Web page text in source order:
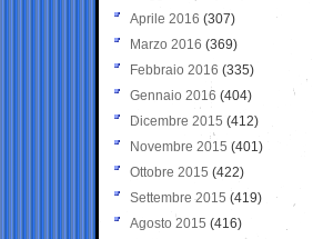
Aprile 2016 (307)
Marzo 2016 (369)
Febbraio 2016 (335)
Gennaio 2016 (404)
Dicembre 2015 (412)
Novembre 2015 (401)
Ottobre 2015 (422)
Settembre 2015 (419)
Agosto 2015 (416)